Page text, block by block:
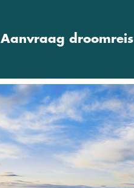
Aanvraag droomreis